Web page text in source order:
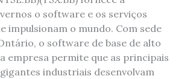
o software e os serviços
impulsionam o mundo. Com sede
o software de base de alto
empresa permite que as principais
industriais desenvolvam